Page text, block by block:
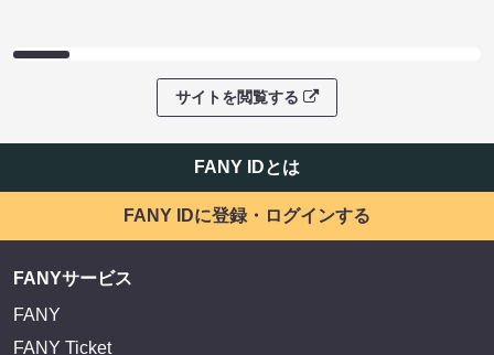
サイトを閲覧する
FANY IDとは
FANY IDに登録・ログインする
FANYサービス
FANY
FANY Ticket